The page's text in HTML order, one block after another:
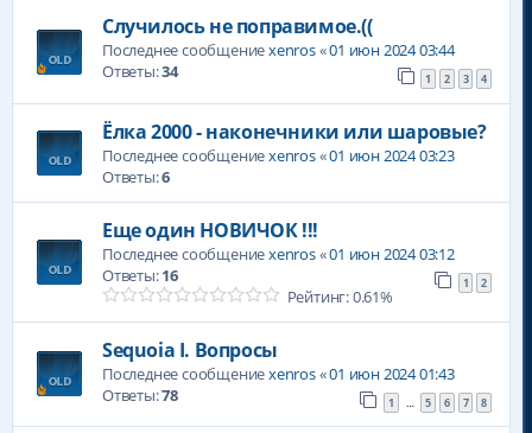
Случилось не поправимое.((
Последнее сообщениеxenros«01 июн 2024 03:44
Ответы:34 1 2 3 4
Ёлка 2000 - наконечники или шаровые?
Последнее сообщениеxenros«01 июн 2024 03:23
Ответы:6
Еще один НОВИЧОК !!!
Последнее сообщениеxenros«01 июн 2024 03:12
Ответы:16 1 2
Рейтинг: 0.61%
Sequoia I. Вопросы
Последнее сообщениеxenros«01 июн 2024 01:43
Ответы:78 1 … 5 6 7 8